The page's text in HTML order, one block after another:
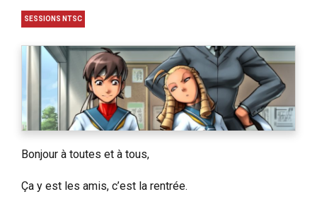
SESSIONS NTSC
Bonjour à toutes et à tous,
Ça y est les amis, c’est la rentrée.